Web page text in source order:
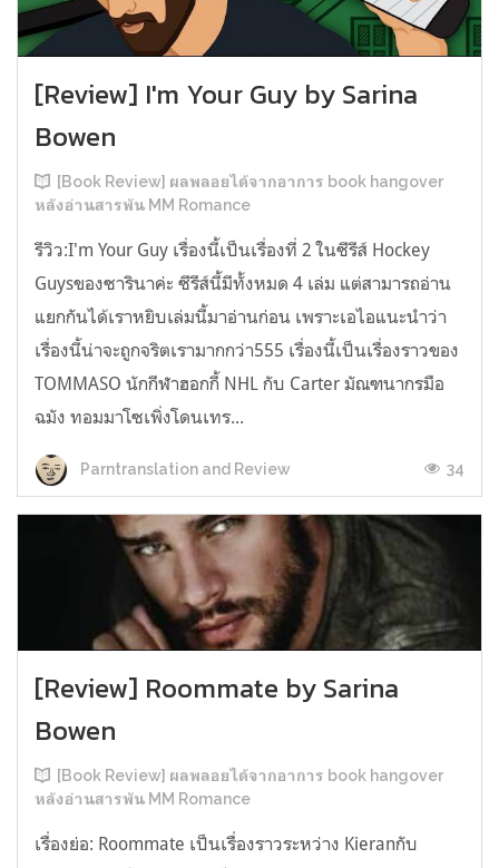
[Review] I'm Your Guy by Sarina
Bowen
[Book Review] ผลพลอยได้จากอาการ book hangover
หลังอ่านสารพัน MM Romance
รีวิว:I'm Your Guy เรื่องนี้เป็นเรื่องที่ 2 ในซีรีส์ Hockey
Guysของซารินาค่ะ ซีรีส์นี้มีทั้งหมด 4 เล่ม แต่สามารถอ่าน
แยกกันได้เราหยิบเล่มนี้มาอ่านก่อน เพราะเอไอแนะนำว่า
เรื่องนี้น่าจะถูกจริตเรามากกว่า555 เรื่องนี้เป็นเรื่องราวของ
TOMMASO นักกีฬาฮอกกี้ NHL กับ Carter มัณฑนากรมือ
ฉมัง ทอมมาโซเพิ่งโดนเทร...
Parntranslation and Review 34
[Review] Roommate by Sarina
Bowen
[Book Review] ผลพลอยได้จากอาการ book hangover
หลังอ่านสารพัน MM Romance
เรื่องย่อ: Roommate เป็นเรื่องราวระหว่าง Kieranกับ